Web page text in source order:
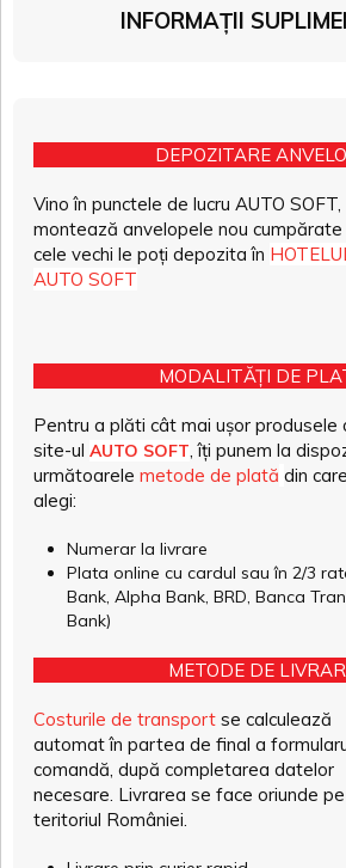
INFORMAȚII
DEPOZITARE
Vino în punctele de lucru AUTO SOFT,
montează anvelopele nou cumpărate
cele vechi le poți depozita în
AUTO SOFT
MODALITĂȚI DE
Pentru a plăti cât mai ușor produsele
site-ul AUTO SOFT, îți punem la
următoarele metode de plată din
alegi:
Numerar la livrare
Plata online cu cardul sau în 2/3
Bank, Alpha Bank, BRD, Banca
Bank)
METODE DE
Costurile de transport se calculează
automat în partea de final a
comandă, după completarea datelor
necesare. Livrarea se face oriunde pe
teritoriul României.